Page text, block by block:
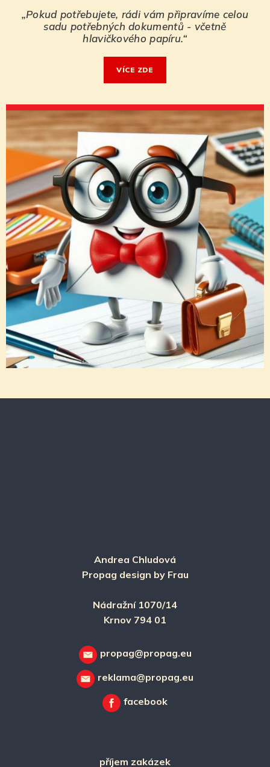
„Pokud potřebujete, rádi vám připravíme celou
sadu potřebných dokumentů - včetně
hlavičkového papíru.“
VÍ­CE ZDE
Andrea Chludová
Propag design by Frau
Nádražní 1070/14
Krnov 794 01
propag@propag.eu
reklama@propag.eu
facebook
příjem zakázek